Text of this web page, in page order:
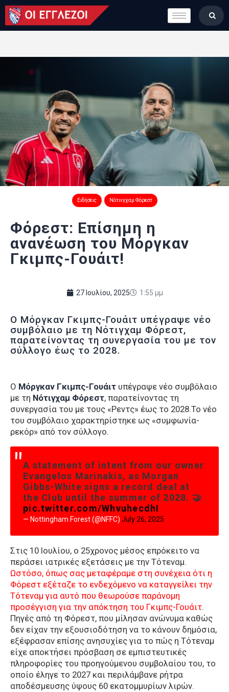
LONDON CALLING
ΚΑΤΗΓΟΡΙΕΣ
ΠΟΙΟΙ ΕΙΜΑΣΤΕ
Ειδήσεις Νότινγχαμ Φόρεστ
Φόρεστ: Επίσημη η
ανανέωση του Μόργκαν
Γκιμπς-Γουάιτ!
27 Ιουλίου, 2025 1:55 μμ
Ο Μόργκαν Γκιμπς-Γουάιτ υπέγραψε νέο
συμβόλαιο με τη Νότιγχαμ Φόρεστ,
παρατείνοντας τη συνεργασία του με τον
σύλλογο έως το 2028.
Ο Μόργκαν Γκιμπς-Γουάιτ υπέγραψε νέο συμβόλαιο
με τη Νότιγχαμ Φόρεστ, παρατείνοντας τη
συνεργασία του με τους «Ρεντς» έως το 2028.Το νέο
του συμβόλαιο χαρακτηρίστηκε ως «συμφωνία-
ρεκόρ» από τον σύλλογο.
A statement of intent from our owner
Evangelos Marinakis, as Morgan
Gibbs-White signs a record deal at
the Club until the summer of 2028. 🤝
pic.twitter.com/WhvuhecdhI
— Nottingham Forest (@NFFC)July 26, 2025
Στις 10 Ιουλίου, ο 25χρονος μέσος επρόκειτο να
περάσει ιατρικές εξετάσεις με την Τότεναμ.
Ωστόσο, όπως σας μεταφέραμε στη συνέχεια ότι η
Φόρεστ εξέταζε το ενδεχόμενο να καταγγείλει την
Τότεναμ για αυτό που θεωρούσε παράνομη
προσέγγιση για την απόκτηση του Γκιμπς-Γουάιτ.
Πηγές από τη Φόρεστ, που μίλησαν ανώνυμα καθώς
δεν είχαν την εξουσιοδότηση να το κάνουν δημόσια,
εξέφρασαν επίσης ανησυχίες για το πώς η Τότεναμ
είχε αποκτήσει πρόσβαση σε εμπιστευτικές
πληροφορίες του προηγούμενου συμβολαίου του, το
οποίο έληγε το 2027 και περιλάμβανε ρήτρα
αποδέσμευσης ύψους 60 εκατομμυρίων λιρών.